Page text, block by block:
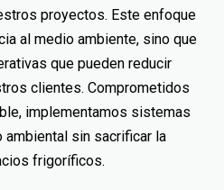
proyectos. Este enfoque
al medio ambiente, sino que
que pueden reducir
clientes. Comprometidos
implementamos sistemas
sin sacrificar la
frigoríficos.